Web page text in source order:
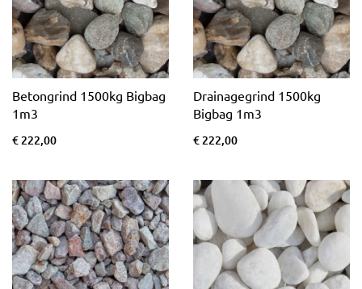
Betongrind 1500kg Bigbag
1m3
€ 222,00
Drainagegrind 1500kg
Bigbag 1m3
€ 222,00